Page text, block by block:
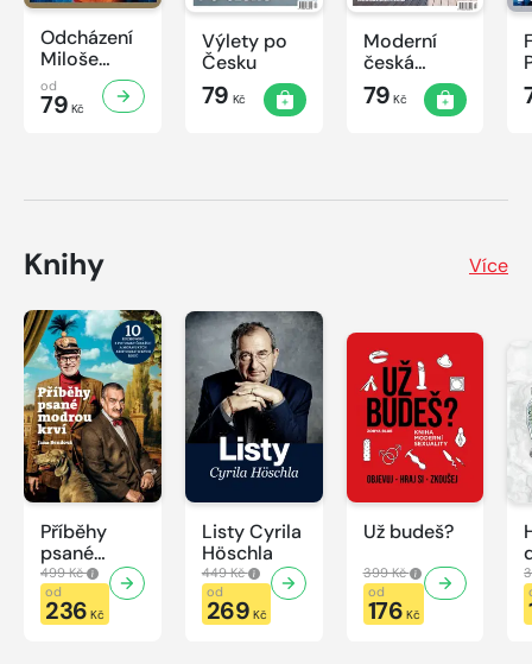
Odcházení
Miloše
Zemana
od
79 Kč
Výlety po
Česku
79 Kč
Moderní
česká
architektura
79 Kč
Knihy Více
Příběhy
psané
modrou
krví
499 Kč
od
236 Kč
Listy Cyrila
Höschla
449 Kč
od
269 Kč
Už budeš?
399 Kč
od
176 Kč